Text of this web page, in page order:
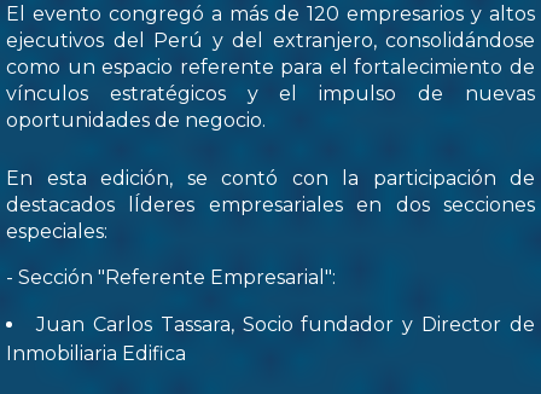
El evento congregó a más de 120 empresarios y altos
ejecutivos del Perú y del extranjero, consolidándose
como un espacio referente para el fortalecimiento de
vínculos estratégicos y el impulso de nuevas
oportunidades de negocio.
En esta edición, se contó con la participación de
destacados lÍderes empresariales en dos secciones
especiales:
- Sección "Referente Empresarial":
Juan Carlos Tassara, Socio fundador y Director de
Inmobiliaria Edifica